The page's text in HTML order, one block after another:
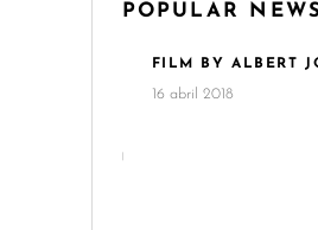
POPULAR NEWS
FILM BY ALBERT
16 abril 2018